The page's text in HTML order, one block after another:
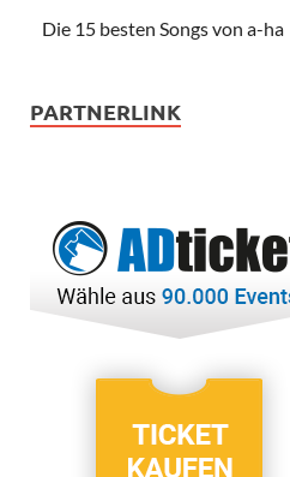
Die 15 besten Songs von a-ha
PARTNERLINK